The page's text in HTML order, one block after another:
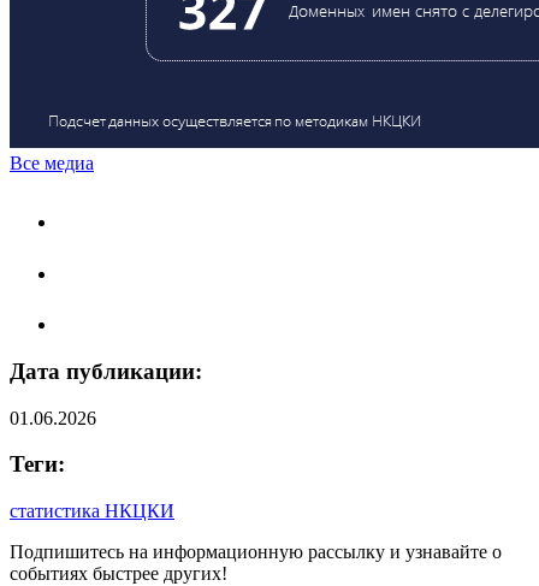
Все медиа
Дата публикации:
01.06.2026
Теги:
статистика НКЦКИ
Подпишитесь на информационную рассылку и узнавайте о
событиях быстрее других!